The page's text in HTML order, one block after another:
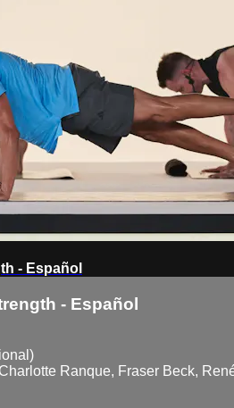
- Español
- Español
Ranque, Fraser Beck,